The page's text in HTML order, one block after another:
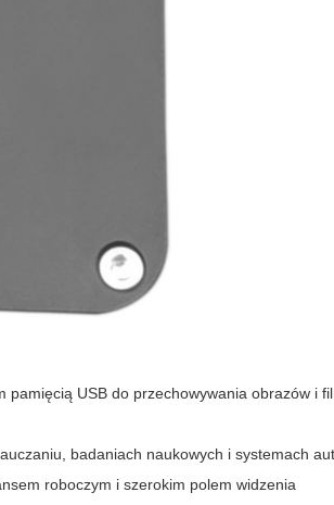
USB do przechowywania obrazów i
badaniach naukowych i systemach
roboczym i szerokim polem widzenia